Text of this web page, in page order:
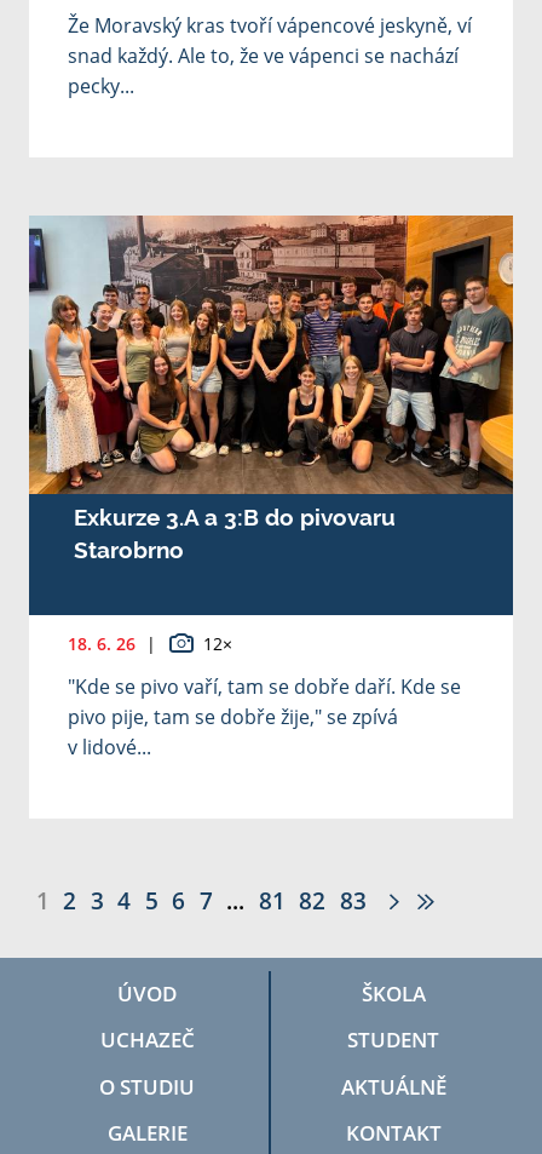
Že Moravský kras tvoří vápencové jeskyně, ví
snad každý. Ale to, že ve vápenci se nachází
pecky...
Exkurze 3.A a 3:B do pivovaru
Starobrno
18. 6. 26 | 12×
"Kde se pivo vaří, tam se dobře daří. Kde se
pivo pije, tam se dobře žije," se zpívá
v lidové...
1 2 3 4 5 6 7 ... 81 82 83
ÚVOD
ŠKOLA
UCHAZEČ
STUDENT
O STUDIU
AKTUÁLNĚ
GALERIE
KONTAKT